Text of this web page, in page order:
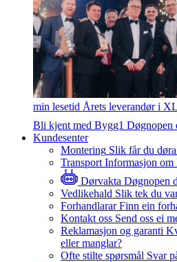
min lesetid Årets leverandør i
Bli kjent med Bygg1 Døgnopen
Kundesenter
Montering Slik får du
Transport Informasjon
Dørvakta Døgnopen
Vedlikehald Slik tek du
Forhandlarar Finn ein
Kontakt oss Send oss ei
Reklamasjon og garanti
eller manglar?
Ofte stilte spørsmål Svar